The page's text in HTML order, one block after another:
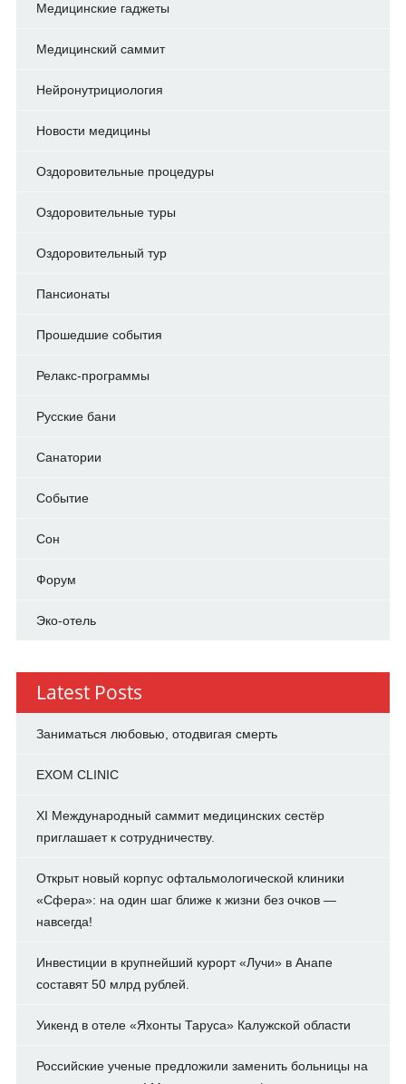
Медицинские гаджеты
Медицинский саммит
Нейронутрициология
Новости медицины
Оздоровительные процедуры
Оздоровительные туры
Оздоровительный тур
Пансионаты
Прошедшие события
Релакс-программы
Русские бани
Санатории
Событие
Сон
Форум
Эко-отель
Latest Posts
Заниматься любовью, отодвигая смерть
EXOM CLINIC
XI Международный саммит медицинских сестёр
приглашает к сотрудничеству.
Открыт новый корпус офтальмологической клиники
«Сфера»: на один шаг ближе к жизни без очков —
навсегда!
Инвестиции в крупнейший курорт «Лучи» в Анапе
составят 50 млрд рублей.
Уикенд в отеле «Яхонты Таруса» Калужской области
Российские ученые предложили заменить больницы на